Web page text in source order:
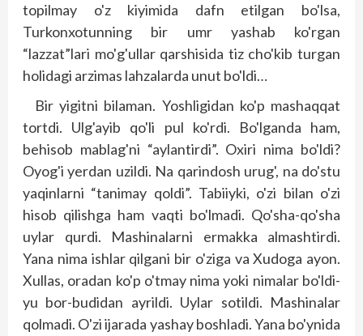
topilmay o'z kiyimida dafn etilgan bo'lsa,
Turkonxotunning bir umr yashab ko'rgan
“lazzat”lari mo'g'ullar qarshisida tiz cho'kib turgan
holidagi arzimas lahzalarda unut bo'ldi…
Bir yigitni bilaman. Yoshligidan ko'p mashaqqat
tortdi. Ulg'ayib qo'li pul ko'rdi. Bo'lganda ham,
behisob mablag'ni “aylantirdi”. Oxiri nima bo'ldi?
Oyog'i yerdan uzildi. Na qarindosh urug', na do'stu
yaqinlarni “tanimay qoldi”. Tabiiyki, o'zi bilan o'zi
hisob qilishga ham vaqti bo'lmadi. Qo'sha-qo'sha
uylar qurdi. Mashinalarni ermakka almashtirdi.
Yana nima ishlar qilgani bir o'ziga va Xudoga ayon.
Xullas, oradan ko'p o'tmay nima yoki nimalar bo'ldi-
yu bor-budidan ayrildi. Uylar sotildi. Mashinalar
qolmadi. O'zi ijarada yashay boshladi. Yana bo'ynida